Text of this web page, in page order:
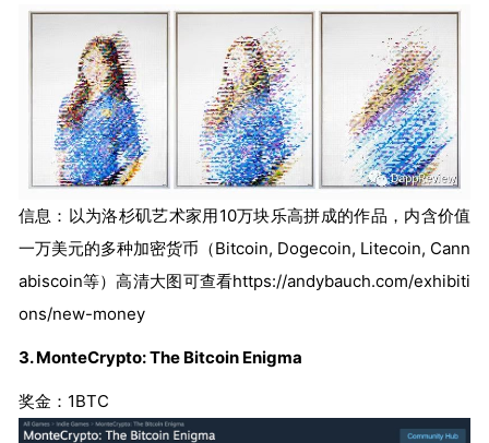
信息：以为洛杉矶艺术家用10万块乐高拼成的作品，内含价值
一万美元的多种加密货币（Bitcoin, Dogecoin, Litecoin, Cann
abiscoin等）高清大图可查看https://andybauch.com/exhibiti
ons/new-money
3. MonteCrypto: The Bitcoin Enigma
奖金：1BTC